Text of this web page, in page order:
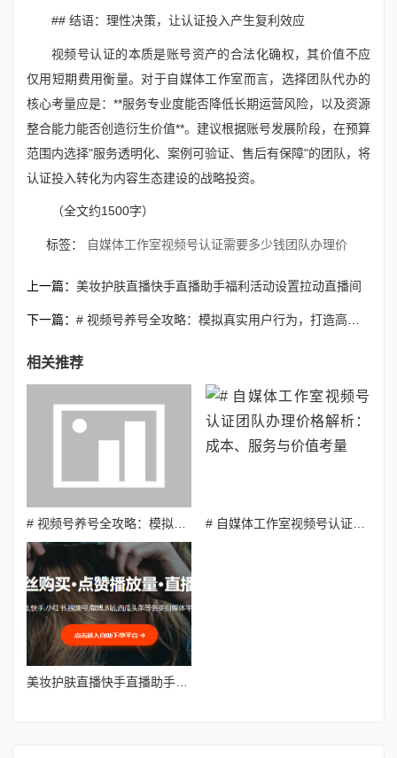
## 结语：理性决策，让认证投入产生复利效应
视频号认证的本质是账号资产的合法化确权，其价值不应
仅用短期费用衡量。对于自媒体工作室而言，选择团队代办的
核心考量应是：**服务专业度能否降低长期运营风险，以及资源
整合能力能否创造衍生价值**。建议根据账号发展阶段，在预算
范围内选择"服务透明化、案例可验证、售后有保障"的团队，将
认证投入转化为内容生态建设的战略投资。
（全文约1500字）
标签： 自媒体工作室视频号认证需要多少钱团队办理价
上一篇： 美妆护肤直播快手直播助手福利活动设置拉动直播间
下一篇： # 视频号养号全攻略：模拟真实用户行为，打造高权重账号
相关推荐
# 视频号养号全攻略：模拟真实用户行为，打造高权重账号 # 自媒体工作室视频号认证团队办理价格解析：成本、服务与价值考量